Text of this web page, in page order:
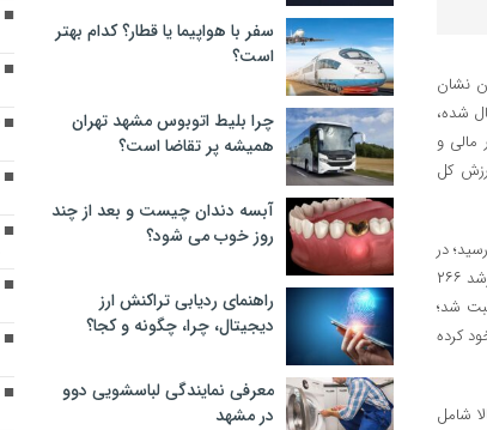
سال ۱۴۰۵ بورس کالای ایران نشان
شده،
مالی و
رسیده، سبقت گرفت و سهم ۵۱ درصدی ارزش کل
در سه ماهه نخست امسال به عدد ۱۸۰۰ همت رسید؛ در
حالی که در مدت مشابه سال گذشته این رقم ۷۶۰ همت بود. از این میزان، ارزش معاملات بازار مالی و مشتقه با رشد ۲۶۶
فیزیکی با رشد ۸۲ درصدی به میزان ۹۱۹ همت ثبت شد؛
و سهم ۵۱ درصدی را از آن خود کرده
شامل
سفر با هواپیما یا قطار؟ کدام بهتر
است؟
چرا بلیط اتوبوس مشهد تهران
همیشه پر تقاضا است؟
آبسه دندان چیست و بعد از چند
روز خوب می‌ شود؟
راهنمای ردیابی تراکنش ارز
دیجیتال، چرا، چگونه و کجا؟
معرفی نمایندگی لباسشویی دوو
در مشهد